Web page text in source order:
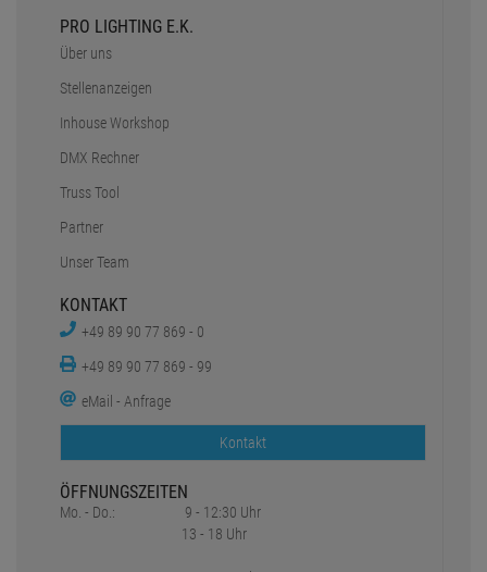
PRO LIGHTING E.K.
Über uns
Stellenanzeigen
Inhouse Workshop
DMX Rechner
Truss Tool
Partner
Unser Team
KONTAKT
+49 89 90 77 869 - 0
+49 89 90 77 869 - 99
eMail - Anfrage
Kontakt
ÖFFNUNGSZEITEN
Mo. - Do.:
9 - 12:30 Uhr
13 - 18 Uhr